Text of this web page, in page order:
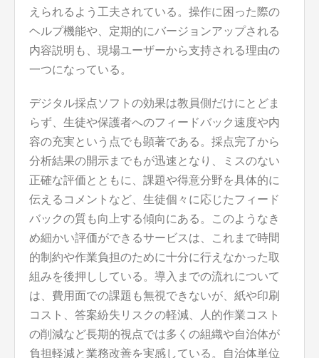
えられるよう工夫されている。操作に困った際の
ヘルプ機能や、定期的にバージョンアップされる
内容説明も、現場ユーザーから支持される理由の
一つになっている。
デジタル採点ソフトの効果は教員側だけにとどま
らず、生徒や保護者へのフィードバック速度や内
容の充実という点でも顕著である。採点完了から
分析結果の開示までもが迅速となり、ミスのない
正確な評価とともに、課題や得意分野を具体的に
伝えるコメントなど、生徒個々に応じたフィード
バックの質も向上する傾向にある。このようなき
め細かい評価ができるサービスは、これまで時間
的制約や作業負担のために十分に行えなかった取
組みを後押ししている。導入までの流れについて
は、費用面での課題も無視できないが、紙や印刷
コスト、答案紛失リスクの軽減、人的作業コスト
の削減など長期的視点では多くの組織や自治体が
負担軽減と業務改善を実感している。自治体単位